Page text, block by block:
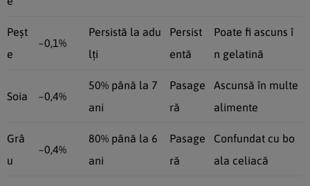
Peșt
e
~0,1%
Persistă la adu
lți
Persist
entă
Poate fi ascuns î
n gelatină
Soia ~0,4%
50% până la 7
ani
Pasage
ră
Ascunsă în multe
alimente
Grâ
u
~0,4%
80% până la 6
ani
Pasage
ră
Confundat cu bo
ala celiacă